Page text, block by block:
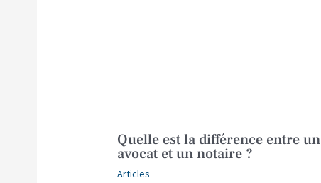
Quelle est la différence entre un
avocat et un notaire ?
Articles